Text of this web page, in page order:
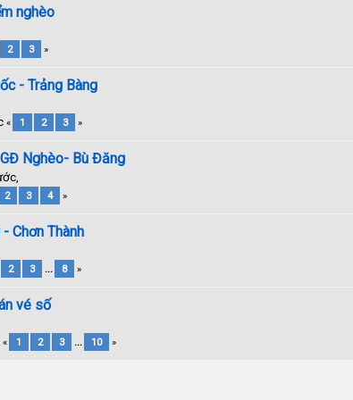
nghèo
2 3 »
- Trảng Bàng
« 1 2 3 »
Nghèo- Bù Đăng
2 3 4 »
Chơn Thành
2 3 ... 8 »
vé số
« 1 2 3 ... 10 »